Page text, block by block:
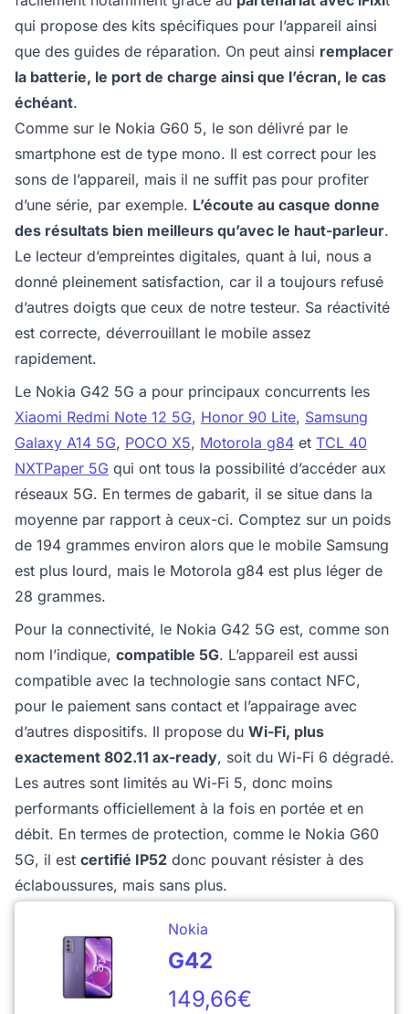
qui propose des kits spécifiques pour l’appareil ainsi
que des guides de réparation. On peut ainsi remplacer
la batterie, le port de charge ainsi que l’écran, le cas
échéant.
Comme sur le Nokia G60 5, le son délivré par le
smartphone est de type mono. Il est correct pour les
sons de l’appareil, mais il ne suffit pas pour profiter
d’une série, par exemple. L’écoute au casque donne
des résultats bien meilleurs qu’avec le haut-parleur.
Le lecteur d’empreintes digitales, quant à lui, nous a
donné pleinement satisfaction, car il a toujours refusé
d’autres doigts que ceux de notre testeur. Sa réactivité
est correcte, déverrouillant le mobile assez
rapidement.
Le Nokia G42 5G a pour principaux concurrents les
Xiaomi Redmi Note 12 5G, Honor 90 Lite, Samsung
Galaxy A14 5G, POCO X5, Motorola g84 et TCL 40
NXTPaper 5G qui ont tous la possibilité d’accéder aux
réseaux 5G. En termes de gabarit, il se situe dans la
moyenne par rapport à ceux-ci. Comptez sur un poids
de 194 grammes environ alors que le mobile Samsung
est plus lourd, mais le Motorola g84 est plus léger de
28 grammes.
Pour la connectivité, le Nokia G42 5G est, comme son
nom l’indique, compatible 5G. L’appareil est aussi
compatible avec la technologie sans contact NFC,
pour le paiement sans contact et l’appairage avec
d’autres dispositifs. Il propose du Wi-Fi, plus
exactement 802.11 ax-ready, soit du Wi-Fi 6 dégradé.
Les autres sont limités au Wi-Fi 5, donc moins
performants officiellement à la fois en portée et en
débit. En termes de protection, comme le Nokia G60
5G, il est certifié IP52 donc pouvant résister à des
éclaboussures, mais sans plus.
Nokia
G42
149,66€